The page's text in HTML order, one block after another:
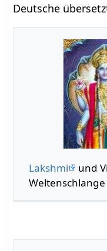
Deutsche
Lakshmi
und
Weltenschlange